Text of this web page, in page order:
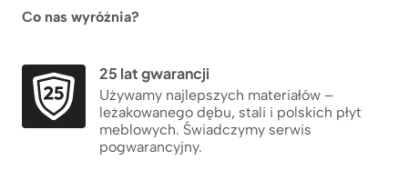
Co nas wyróżnia?
25 lat gwarancji
Używamy najlepszych materiałów –
leżakowanego dębu, stali i polskich płyt
meblowych. Świadczymy serwis
pogwarancyjny.